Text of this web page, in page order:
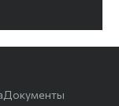
Документы